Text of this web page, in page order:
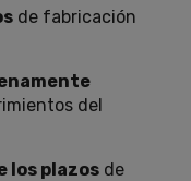
de fabricación
del
los plazos de